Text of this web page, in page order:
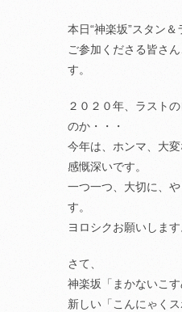
本日“神楽坂”スタン＆
ご参加くださる皆さ
す。
２０２０年、ラスト
のか・・・
今年は、ホンマ、大変
感慨深いです。
一つ一つ、大切に、
す。
ヨロシクお願いします
さて、
神楽坂「まかないこす
新しい「こんにゃく